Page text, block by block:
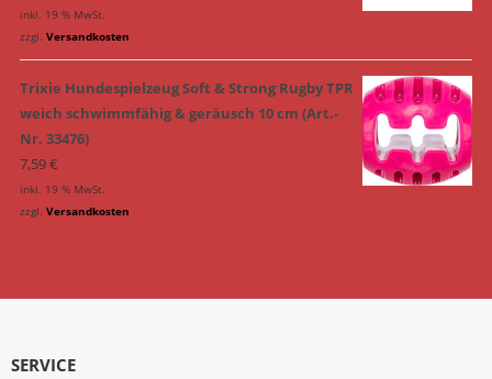
inkl. 19 % MwSt.
zzgl. Versandkosten
Trixie Hundespielzeug Soft & Strong Rugby TPR
weich schwimmfähig & geräusch 10 cm (Art.-
Nr. 33476)
7,59€
inkl. 19 % MwSt.
zzgl. Versandkosten
SERVICE